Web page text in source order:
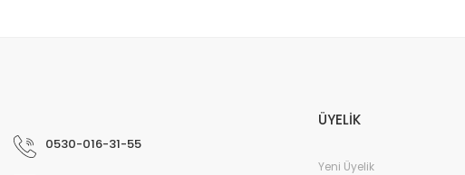
0530-016-31-55
ÜYELİK
Yeni Üyelik